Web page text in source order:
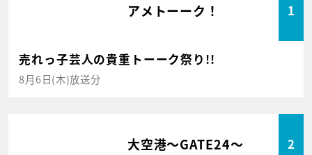
アメトーーク！ 1
売れっ子芸人の貴重トーーク祭り!!
8月6日(木)放送分
大空港～GATE24～ 2